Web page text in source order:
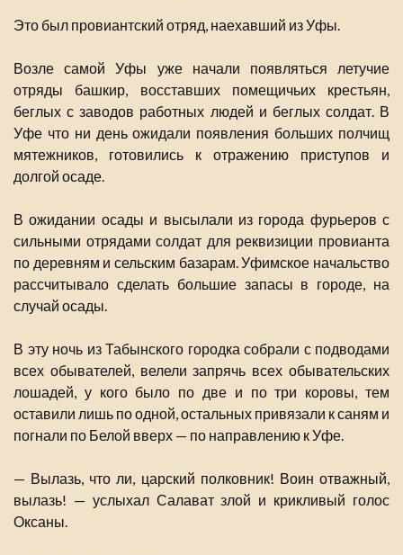
Это был провиантский отряд, наехавший из Уфы.
Возле самой Уфы уже начали появляться летучие
отряды башкир, восставших помещичьих крестьян,
беглых с заводов работных людей и беглых солдат. В
Уфе что ни день ожидали появления больших полчищ
мятежников, готовились к отражению приступов и
долгой осаде.
В ожидании осады и высылали из города фурьеров с
сильными отрядами солдат для реквизиции провианта
по деревням и сельским базарам. Уфимское начальство
рассчитывало сделать большие запасы в городе, на
случай осады.
В эту ночь из Табынского городка собрали с подводами
всех обывателей, велели запрячь всех обывательских
лошадей, у кого было по две и по три коровы, тем
оставили лишь по одной, остальных привязали к саням и
погнали по Белой вверх — по направлению к Уфе.
— Вылазь, что ли, царский полковник! Воин отважный,
вылазь! — услыхал Салават злой и крикливый голос
Оксаны.